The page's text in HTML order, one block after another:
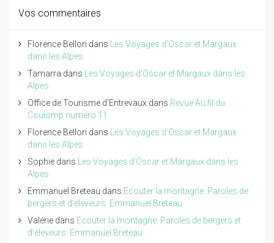
Vos commentaires
Florence Bellon dans
Les Voyages d'Oscar et Margaux
dans les Alpes
Tamarra dans
Les Voyages d'Oscar et Margaux dans les
Alpes
Office de Tourisme d'Entrevaux dans Revue Au fil du
Coulomp numéro 11
Florence Bellon dans
Les Voyages d'Oscar et Margaux
dans les Alpes
Sophie dans
Les Voyages d'Oscar et Margaux dans les
Alpes
Emmanuel Breteau dans Ecouter la montagne. Paroles de
bergers et d'éleveurs. Emmanuel Breteau
Valérie dans Ecouter la montagne. Paroles de bergers et
d'éleveurs. Emmanuel Breteau